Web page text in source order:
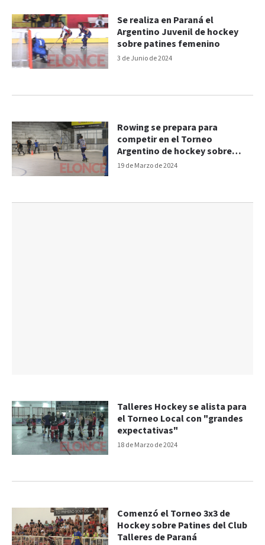
3 de Junio de 2024
Se realiza en Paraná el
Argentino Juvenil de hockey
sobre patines femenino
19 de Marzo de 2024
Rowing se prepara para
competir en el Torneo
Argentino de hockey sobre
patines
18 de Marzo de 2024
Talleres Hockey se alista para
el Torneo Local con "grandes
expectativas"
Comenzó el Torneo 3x3 de
Hockey sobre Patines del Club
Talleres de Paraná